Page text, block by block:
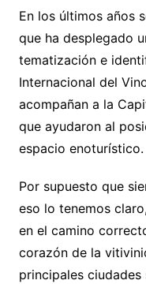
En los últimos años
que ha desplegado
tematización e
Internacional del
acompañan a la
que ayudaron al
espacio enoturístico.
Por supuesto que
eso lo tenemos
en el camino
corazón de la
principales